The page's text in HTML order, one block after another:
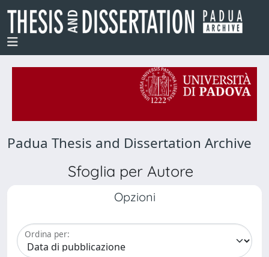
Padua Thesis and Dissertation Archive
Sfoglia per Autore
Opzioni
Ordina per: